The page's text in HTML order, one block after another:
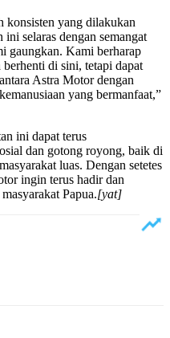
konsisten yang dilakukan
selaras dengan semangat
gaungkan. Kami berharap
di sini, tetapi dapat
Astra Motor dengan
yang bermanfaat,”
ini dapat terus
dan gotong royong, baik di
luas. Dengan setetes
ingin terus hadir dan
Papua.[yat]